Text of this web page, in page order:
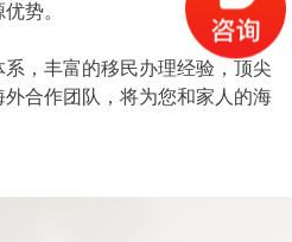
势。
，丰富的移民办理经验，顶尖
合作团队，将为您和家人的海